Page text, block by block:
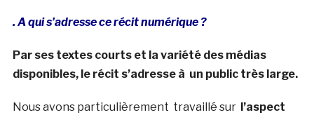
. A qui s’adresse ce récit numérique ?
Par ses textes courts et la variété des médias
disponibles, le récit s’adresse à un public très large.
Nous avons particulièrement travaillé sur l’aspect